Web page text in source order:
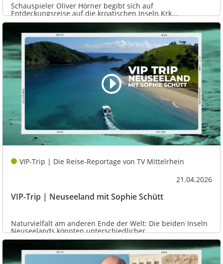
Schauspieler Oliver Hörner begibt sich auf
Entdeckungsreise auf die kroatischen Inseln Krk,...
VIP-Trip | Die Reise-Reportage von TV Mittelrhein
21.04.2026
VIP-Trip | Neuseeland mit Sophie Schütt
Naturvielfalt am anderen Ende der Welt: Die beiden Inseln
Neuseelands könnten unterschiedlicher...